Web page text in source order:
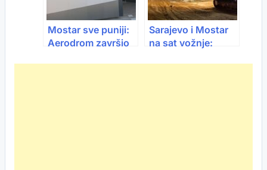
Mostar sve puniji:
Aerodrom završio
Sarajevo i Mostar
na sat vožnje: